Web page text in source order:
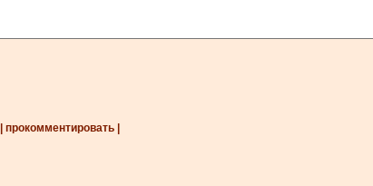
| прокомментировать |